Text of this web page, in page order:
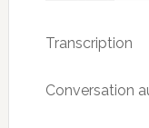
Transcription
Conversation